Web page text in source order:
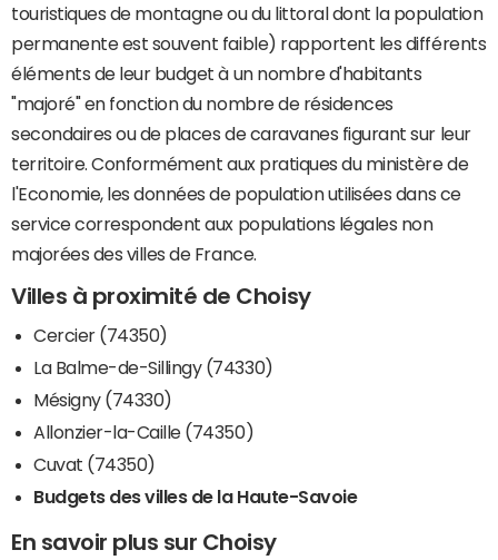
touristiques de montagne ou du littoral dont la population
permanente est souvent faible) rapportent les différents
éléments de leur budget à un nombre d'habitants
"majoré" en fonction du nombre de résidences
secondaires ou de places de caravanes figurant sur leur
territoire. Conformément aux pratiques du ministère de
l'Economie, les données de population utilisées dans ce
service correspondent aux populations légales non
majorées des villes de France.
Villes à proximité de Choisy
Cercier (74350)
La Balme-de-Sillingy (74330)
Mésigny (74330)
Allonzier-la-Caille (74350)
Cuvat (74350)
Budgets des villes de la Haute-Savoie
En savoir plus sur Choisy